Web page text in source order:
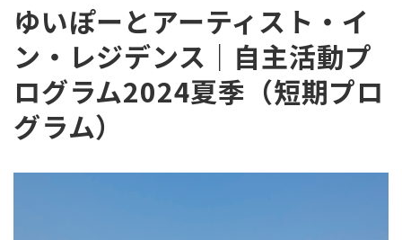
ゆいぽーとアーティスト・イ
ン・レジデンス｜自主活動プ
ログラム2024夏季（短期プロ
グラム）